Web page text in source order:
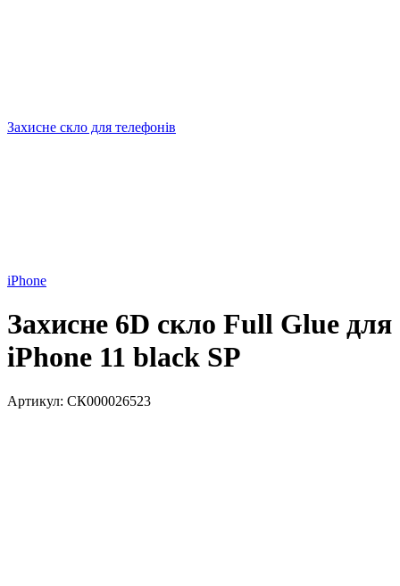
Захисне скло для телефонів
iPhone
Захисне 6D скло Full Glue для
iPhone 11 black SP
Артикул: СК000026523